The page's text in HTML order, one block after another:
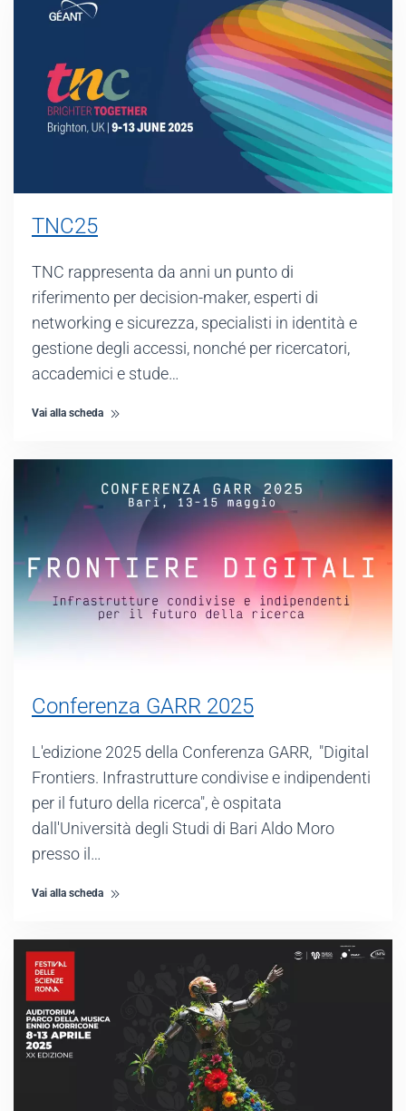
TNC25
TNC rappresenta da anni un punto di
riferimento per decision-maker, esperti di
networking e sicurezza, specialisti in identità e
gestione degli accessi, nonché per ricercatori,
accademici e stude…
Vai alla scheda
Conferenza GARR 2025
L'edizione 2025 della Conferenza GARR, "Digital
Frontiers. Infrastrutture condivise e indipendenti
per il futuro della ricerca", è ospitata
dall'Università degli Studi di Bari Aldo Moro
presso il…
Vai alla scheda